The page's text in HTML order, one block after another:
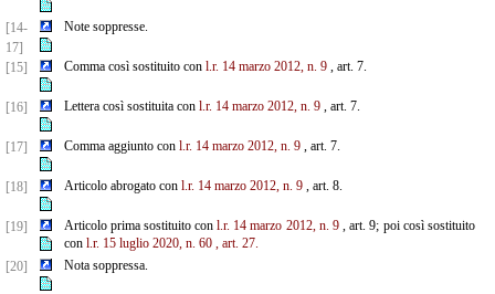
[14-
17]
Note soppresse.
[15] Comma così sostituito con l.r. 14 marzo 2012, n. 9, art. 7.
[16] Lettera così sostituita con l.r. 14 marzo 2012, n. 9, art. 7.
[17] Comma aggiunto con l.r. 14 marzo 2012, n. 9, art. 7.
[18] Articolo abrogato con l.r. 14 marzo 2012, n. 9, art. 8.
[19] Articolo prima sostituito conl.r. 14 marzo 2012, n. 9, art. 9; poi così sostituito
con l.r. 15 luglio 2020, n. 60 , art. 27.
[20]
Nota soppressa.